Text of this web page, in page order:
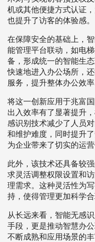
机或其他便捷方式认证
也提升了访客的体验感。
在保障安全的基础上，
能管理平台联动，如电
备，形成统一的智能生
快速地进入办公场所，
服务，提升整体办公效率
将这一创新应用于兆富
出入效率有了显著提升
感识别技术减少了人员
和维护难度，同时提升
为企业带来了切实的运营
此外，该技术还具备较
求灵活调整权限设置和
理需求。这种灵活性为
持，使得管理更加科学合
从长远来看，智能无感
手段，更是推动智慧办
不断成熟和应用场景的